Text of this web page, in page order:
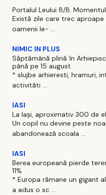
Portalul Leului 8/8.
Există zile care trec
oamenii le- ...
NIMIC IN PLUS
Săptămână plină în
până pe 15 august
* slujbe arhieresti, hramuri,
activităti ...
IASI
La Iași, aproximativ 300 de
Un copil nu devine peste
abandonează scoala ...
IASI
Berea europeană pierde
11%
* Europa rămane un gigant
a adus o sc ...